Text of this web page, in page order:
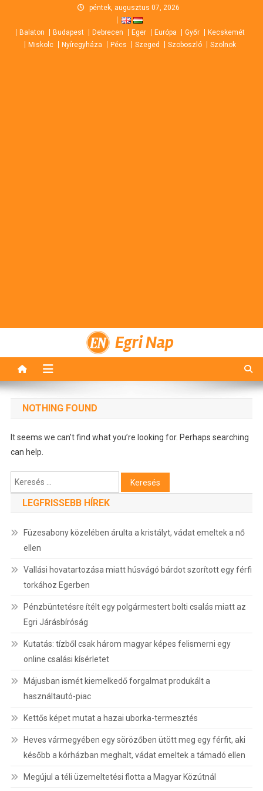
content
péntek, augusztus 07, 2026
Balaton Budapest Debrecen Eger Európa Győr
Kecskemét
Miskolc
Nyíregyháza Pécs Szeged Szoboszló Szolnok
Egri Nap
NOTHING FOUND
It seems we can’t find what you’re looking for. Perhaps searching
can help.
Keresés:
LEGFRISSEBB HÍREK
Füzesabony közelében árulta a kristályt, vádat emeltek a nő
ellen
Vallási hovatartozása miatt húsvágó bárdot szorított egy férfi
torkához Egerben
Pénzbüntetésre ítélt egy polgármestert bolti csalás miatt az
Egri Járásbíróság
Kutatás: tízből csak három magyar képes felismerni egy
online csalási kísérletet
Májusban ismét kiemelkedő forgalmat produkált a
használtautó-piac
Kettős képet mutat a hazai uborka-termesztés
Heves vármegyében egy sörözőben ütött meg egy férfit, aki
később a kórházban meghalt, vádat emeltek a támadó ellen
Megújul a téli üzemeltetési flotta a Magyar Közútnál